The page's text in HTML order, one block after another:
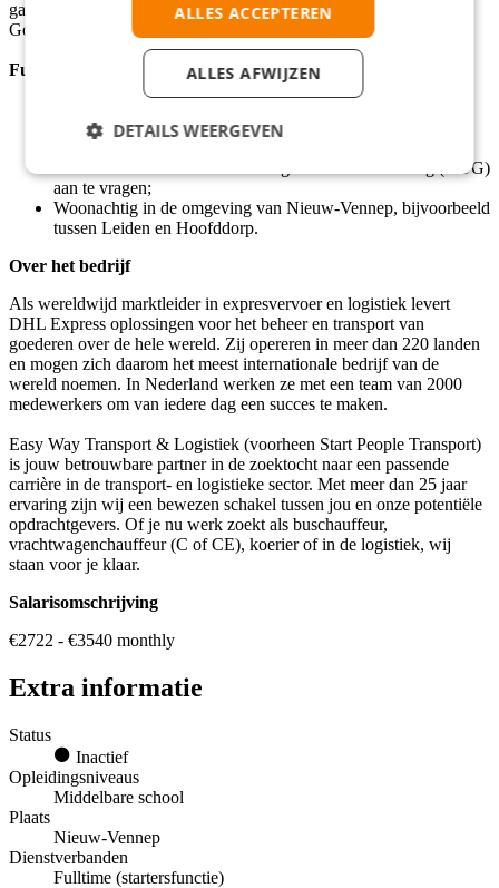
games;
Goed resultaat? Dan plannen we een intakegesprek met jou!
Functie-eisen
Beschikbaar voor minimaal 3 dagen per week;
Je bent in staat om een Verklaring Omtrent het Gedrag (VOG)
aan te vragen;
Woonachtig in de omgeving van Nieuw-Vennep, bijvoorbeeld
tussen Leiden en Hoofddorp.
Over het bedrijf
Als wereldwijd marktleider in expresvervoer en logistiek levert
DHL Express oplossingen voor het beheer en transport van
goederen over de hele wereld. Zij opereren in meer dan 220 landen
en mogen zich daarom het meest internationale bedrijf van de
wereld noemen. In Nederland werken ze met een team van 2000
medewerkers om van iedere dag een succes te maken.
Easy Way Transport & Logistiek (voorheen Start People Transport)
is jouw betrouwbare partner in de zoektocht naar een passende
carrière in de transport- en logistieke sector. Met meer dan 25 jaar
ervaring zijn wij een bewezen schakel tussen jou en onze potentiële
opdrachtgevers. Of je nu werk zoekt als buschauffeur,
vrachtwagenchauffeur (C of CE), koerier of in de logistiek, wij
staan voor je klaar.
Salarisomschrijving
€2722 - €3540 monthly
Extra informatie
Status
Inactief
Opleidingsniveaus
Middelbare school
Plaats
Nieuw-Vennep
Dienstverbanden
Fulltime (startersfunctie)
ALLES ACCEPTEREN
ALLES AFWIJZEN
DETAILS WEERGEVEN